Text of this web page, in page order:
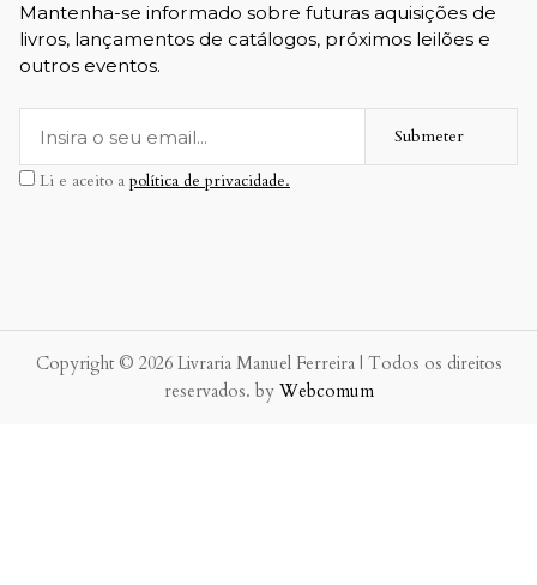
Mantenha-se informado sobre futuras aquisições de
livros, lançamentos de catálogos, próximos leilões e
outros eventos.
Submeter
Li e aceito a política de privacidade.
Copyright © 2026 Livraria Manuel Ferreira | Todos os direitos
reservados. by Webcomum